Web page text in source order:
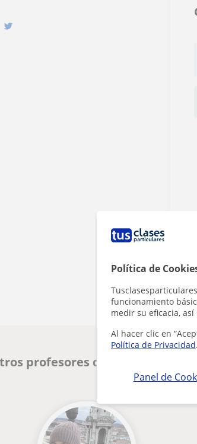
Política de
funcionamiento
medir su eficacia,
Al hacer clic en
Política de Privacidad.
Panel de
profesores de Primaria en